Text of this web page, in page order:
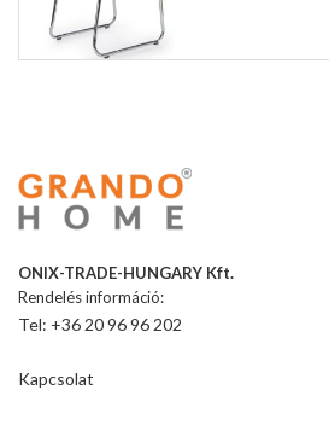
ONIX-TRADE-HUNGARY Kft.
Rendelés információ:
Tel: +36 20 96 96 202
Kapcsolat